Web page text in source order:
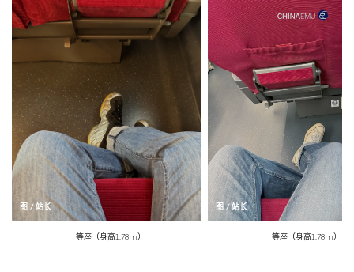
图 / 站长
一等座（身高1.78m）
图 / 站长
一等座（身高1.78m）